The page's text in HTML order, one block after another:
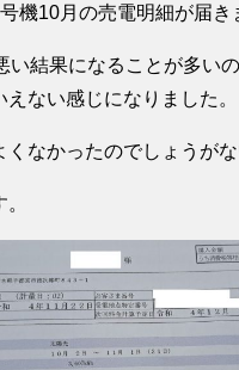
機10月の売電明細が届き
い結果になることが多い
えない感じになりました。
くなかったのでしょうがな